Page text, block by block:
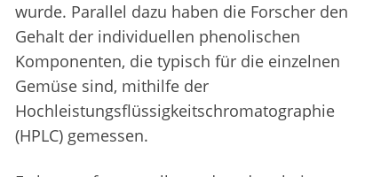
wurde. Parallel dazu haben die Forscher den
Gehalt der individuellen phenolischen
Komponenten, die typisch für die einzelnen
Gemüse sind, mithilfe der
Hochleistungsflüssigkeitschromatographie
(HPLC) gemessen.